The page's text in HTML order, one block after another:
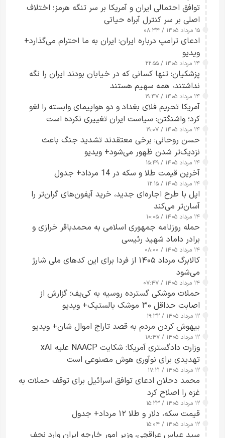
توافق احتمالی ایران و آمریکا بر سر تنگه هرمز؛ اختلاف
اصلی بر سر کنترل آبراه حیاتی
۱۵ مرداد ۱۴۰۵ / ۰۸:۳۴
ادعای ترامپ درباره ایران: ایران به ما احترام می‌گذارد+
ویدیو
۱۴ مرداد ۱۴۰۵ / ۲۲:۵۵
پزشکیان: تنها کسانی که در خیابان بودند ایران را نگه
نداشتند، همه سهیم هستند
۱۴ مرداد ۱۴۰۵ / ۱۹:۴۷
آمریکا تحریم فلای بغداد و دو هواپیمای وابسته را لغو
کرد؛ واشنگتن: سیاست ایران تغییری نکرده است
۱۴ مرداد ۱۴۰۵ / ۱۹:۰۷
حسن روحانی: برخی معتقدند تشدید جنگ باعث
نزدیک‌تر شدن ظهور می‌شود+ ویدیو
۱۴ مرداد ۱۴۰۵ / ۱۵:۴۹
آخرین قیمت طلا و سکه در 14 مرداد+ جدول
۱۴ مرداد ۱۴۰۵ / ۱۲:۱۵
اپل با طرح اجاره‌ای جدید، خرید آیفون‌های گران‌تر را
آسان‌تر می‌کند
۱۴ مرداد ۱۴۰۵ / ۱۰:۰۵
حمله روزنامه جمهوری اسلامی به محمدباقر خرازی و
برادر داماد شهید رئیسی
۱۴ مرداد ۱۴۰۵ / ۰۸:۰۰
کالابرگ مرداد ۱۴۰۵ از فردا برای این کدهای ملی شارژ
می‌شود
۱۴ مرداد ۱۴۰۵ / ۰۷:۴۷
حملات موشکی گسترده روسیه به کی‌یف؛ گزارش از
اصابت حداقل ۳۰ موشک بالستیک+ ویدیو
۱۲ مرداد ۱۴۰۵ / ۱۹:۳۲
بیهوش کردن مردم به قصد تاراج اموال شان+ ویدیو
۱۲ مرداد ۱۴۰۵ / ۱۸:۴۷
وزارت دادگستری آمریکا: شکایت NAACP علیه xAI
تهدیدی برای نوآوری هوش مصنوعی است
۱۲ مرداد ۱۴۰۵ / ۱۷:۲۱
محمد دحلان ادعای توافق اسرائیل برای توقف حملات به
غزه را اصلاح کرد
۱۲ مرداد ۱۴۰۵ / ۱۵:۲۳
قیمت سکه، دلار و طلا ۱۲ مرداد+ جدول
۱۲ مرداد ۱۴۰۵ / ۱۵:۰۴
سید عباس عراقچی، وزیر امور خارجه ایران وارد نجف